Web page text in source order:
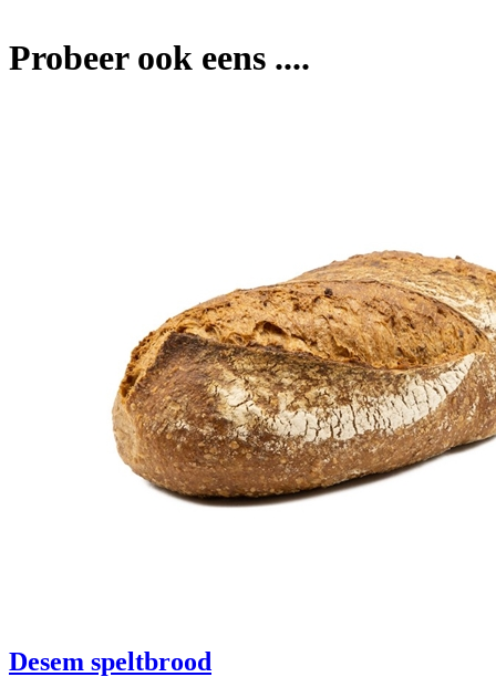
Probeer ook eens ....
Desem speltbrood